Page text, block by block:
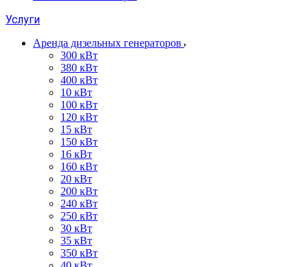
Услуги
Аренда дизельных генераторов
300 кВт
380 кВт
400 кВт
10 кВт
100 кВт
120 кВт
15 кВт
150 кВт
16 кВт
160 кВт
20 кВт
200 кВт
240 кВт
250 кВт
30 кВт
35 кВт
350 кВт